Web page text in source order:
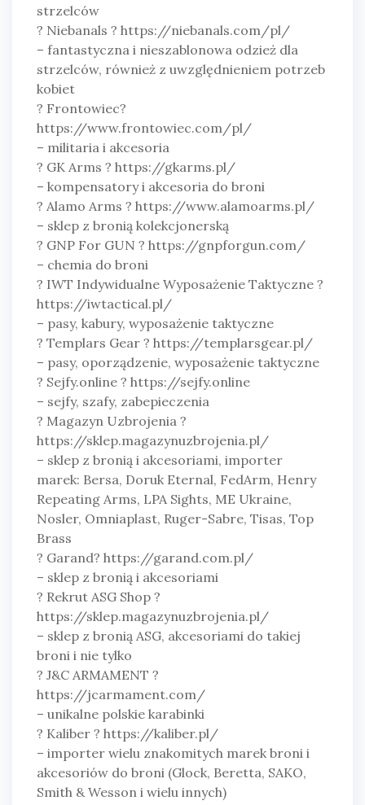
strzelców
? Niebanals ? https://niebanals.com/pl/
– fantastyczna i nieszablonowa odzież dla
strzelców, również z uwzględnieniem potrzeb
kobiet
? Frontowiec?
https://www.frontowiec.com/pl/
– militaria i akcesoria
? GK Arms ? https://gkarms.pl/
– kompensatory i akcesoria do broni
? Alamo Arms ? https://www.alamoarms.pl/
– sklep z bronią kolekcjonerską
? GNP For GUN ? https://gnpforgun.com/
– chemia do broni
? IWT Indywidualne Wyposażenie Taktyczne ?
https://iwtactical.pl/
– pasy, kabury, wyposażenie taktyczne
? Templars Gear ? https://templarsgear.pl/
– pasy, oporządzenie, wyposażenie taktyczne
? Sejfy.online ? https://sejfy.online
– sejfy, szafy, zabepieczenia
? Magazyn Uzbrojenia ?
https://sklep.magazynuzbrojenia.pl/
– sklep z bronią i akcesoriami, importer
marek: Bersa, Doruk Eternal, FedArm, Henry
Repeating Arms, LPA Sights, ME Ukraine,
Nosler, Omniaplast, Ruger-Sabre, Tisas, Top
Brass
? Garand? https://garand.com.pl/
– sklep z bronią i akcesoriami
? Rekrut ASG Shop ?
https://sklep.magazynuzbrojenia.pl/
– sklep z bronią ASG, akcesoriami do takiej
broni i nie tylko
? J&C ARMAMENT ?
https://jcarmament.com/
– unikalne polskie karabinki
? Kaliber ? https://kaliber.pl/
– importer wielu znakomitych marek broni i
akcesoriów do broni (Glock, Beretta, SAKO,
Smith & Wesson i wielu innych)